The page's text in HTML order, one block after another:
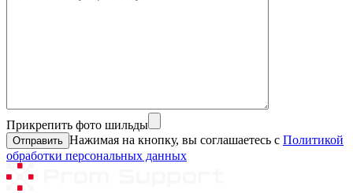
Прикрепить фото шильды
Нажимая на кнопку, вы соглашаетесь с Политикой
обработки персональных данных